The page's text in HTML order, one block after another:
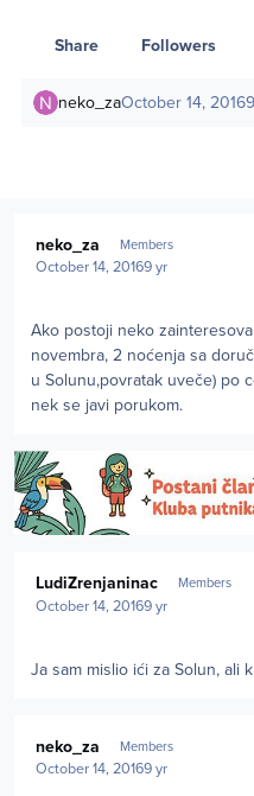
Share Followers
neko_zaOctober 14, 2016
neko_za Members
October 14, 20169 yr
Ako postoji neko
novembra, 2 noćenja sa
u Solunu,povratak uveče) po
nek se javi porukom.
LudiZrenjaninac Members
October 14, 20169 yr
Ja sam mislio ići za Solun, ali
neko_za Members
October 14, 20169 yr